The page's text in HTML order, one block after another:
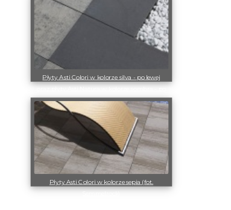
Płyty Asti Colori w kolorze silva - po lewej
prawej (fot. Semmelrock)
Płyty Asti Colori w kolorze sepia (fot.